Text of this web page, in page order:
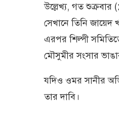
উল্লেখ্য, গত শুক্রবার
সেখানে তিনি জায়েদ
এরপর শিল্পী
মৌসুমীর সংসার
যদিও ওমর সানীর
তার দাবি।